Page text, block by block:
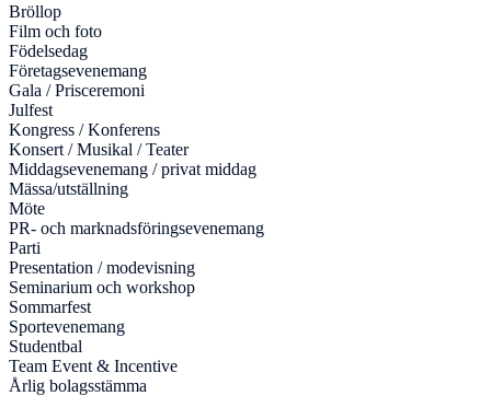
Bröllop
Film och foto
Födelsedag
Företagsevenemang
Gala / Prisceremoni
Julfest
Kongress / Konferens
Konsert / Musikal / Teater
Middagsevenemang / privat middag
Mässa/utställning
Möte
PR- och marknadsföringsevenemang
Parti
Presentation / modevisning
Seminarium och workshop
Sommarfest
Sportevenemang
Studentbal
Team Event & Incentive
Årlig bolagsstämma